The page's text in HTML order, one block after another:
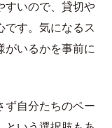
すいので、貸切や
です。気になるス
がいるかを事前に
ず自分たちのペー